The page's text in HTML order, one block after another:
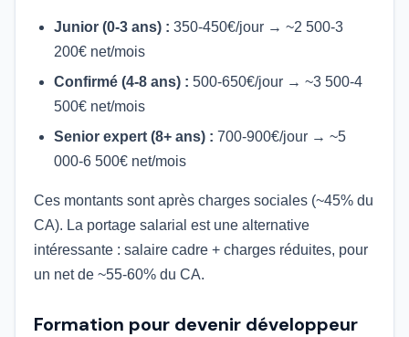
Junior (0-3 ans) : 350-450€/jour → ~2 500-3
200€ net/mois
Confirmé (4-8 ans) : 500-650€/jour → ~3 500-4
500€ net/mois
Senior expert (8+ ans) : 700-900€/jour → ~5
000-6 500€ net/mois
Ces montants sont après charges sociales (~45% du
CA). La portage salarial est une alternative
intéressante : salaire cadre + charges réduites, pour
un net de ~55-60% du CA.
Formation pour devenir développeur